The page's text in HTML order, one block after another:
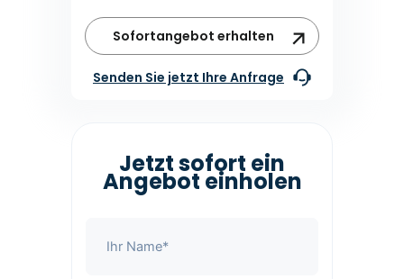
Sofortangebot erhalten
Senden Sie jetzt Ihre Anfrage
Jetzt sofort ein
Angebot einholen